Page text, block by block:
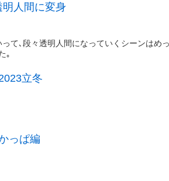
人間に変身
て､段々透明人間になっていくシーンはめ
｡
立冬
っぱ編